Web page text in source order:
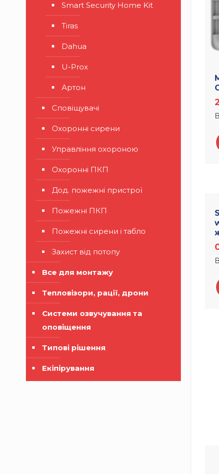
Smart Security Home Kit
Tiras
Dahua
U-Prox
Артон
Сповіщувачі
Охоронні сирени
Управління охороною
Охоронні ПКП
Дод. пожежні пристрої
Пожежні ПКП
Пожежні сирени і табло
Захист від потопу
Все для монтажу
Тепловізори, рації, дрони
Системи озвучування та
оповіщення
Типові рішення
Екіпірування